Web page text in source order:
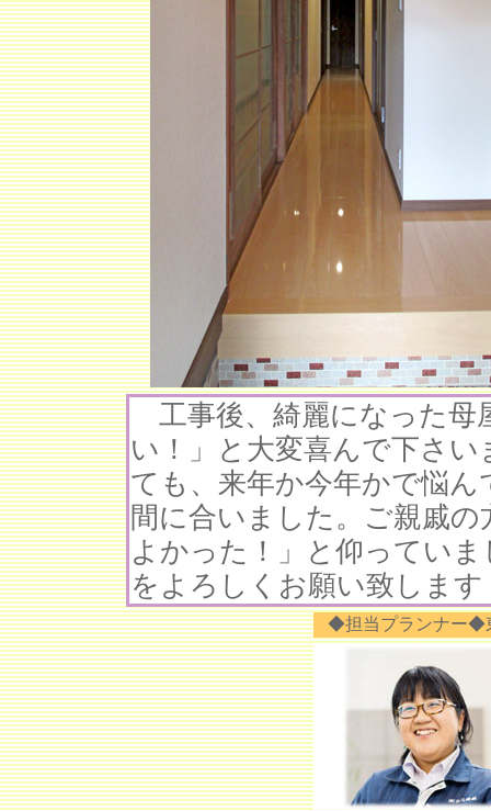
工事後、綺麗になった母
い！」と大変喜んで下さ
ても、来年か今年かで悩
間に合いました。ご親戚
よかった！」と仰ってい
をよろしくお願い致します
◆担当プランナー◆